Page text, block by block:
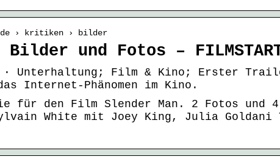
› kritiken › bilder
und Fotos –
· Unterhaltung; Film & Kino; Erster
Internet-Phänomen im Kino.
für den Film Slender Man. 2 Fotos und
White mit Joey King, Julia